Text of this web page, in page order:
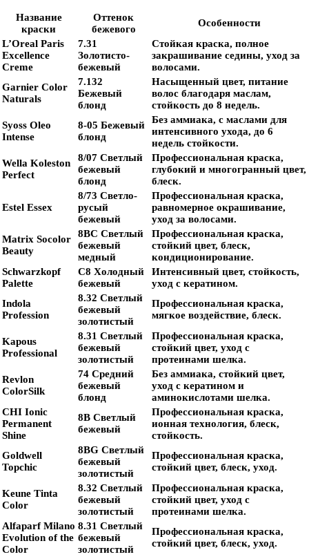
Название
краски
Оттенок
бежевого
Особенности
L’Oreal Paris
Excellence
Creme
7.31
Золотисто-
бежевый
Стойкая краска, полное
закрашивание седины, уход за
волосами.
Garnier Color
Naturals
7.132
Бежевый
блонд
Насыщенный цвет, питание
волос благодаря маслам,
стойкость до 8 недель.
Syoss Oleo
Intense
8-05 Бежевый
блонд
Без аммиака, с маслами для
интенсивного ухода, до 6
недель стойкости.
Wella Koleston
Perfect
8/07 Светлый
бежевый
блонд
Профессиональная краска,
глубокий и многогранный цвет,
блеск.
Estel Essex
8/73 Светло-
русый
бежевый
Профессиональная краска,
равномерное окрашивание,
уход за волосами.
Matrix Socolor
Beauty
8BC Светлый
бежевый
медный
Профессиональная краска,
стойкий цвет, блеск,
кондиционирование.
Schwarzkopf
Palette
C8 Холодный
бежевый
Интенсивный цвет, стойкость,
уход с кератином.
Indola
Profession
8.32 Светлый
бежевый
золотистый
Профессиональная краска,
мягкое воздействие, блеск.
Kapous
Professional
8.31 Светлый
бежевый
золотистый
Профессиональная краска,
стойкий цвет, уход с
протеинами шелка.
Revlon
ColorSilk
74 Средний
бежевый
блонд
Без аммиака, стойкий цвет,
уход с кератином и
аминокислотами шелка.
CHI Ionic
Permanent
Shine
8B Светлый
бежевый
Профессиональная краска,
ионная технология, блеск,
стойкость.
Goldwell
Topchic
8BG Светлый
бежевый
золотистый
Профессиональная краска,
стойкий цвет, блеск, уход.
Keune Tinta
Color
8.32 Светлый
бежевый
золотистый
Профессиональная краска,
стойкий цвет, уход с
протеинами шелка.
Alfaparf Milano
Evolution of the
Color
8.31 Светлый
бежевый
золотистый
Профессиональная краска,
стойкий цвет, блеск, уход.